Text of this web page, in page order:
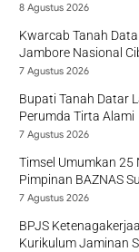
8 Agustus 2026
Kwarcab Tanah
Jambore Nasional
7 Agustus 2026
Bupati Tanah Datar
Perumda Tirta Alami
7 Agustus 2026
Timsel Umumkan 25
Pimpinan BAZNAS
7 Agustus 2026
BPJS
Kurikulum Jaminan